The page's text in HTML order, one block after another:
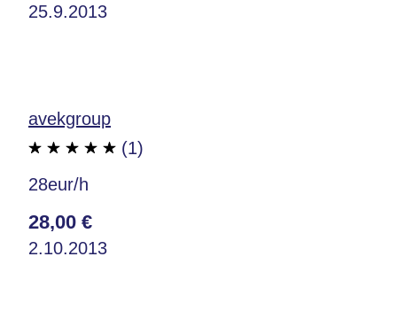
25.9.2013
avekgroup
(1)
28eur/h
28,00 €
2.10.2013